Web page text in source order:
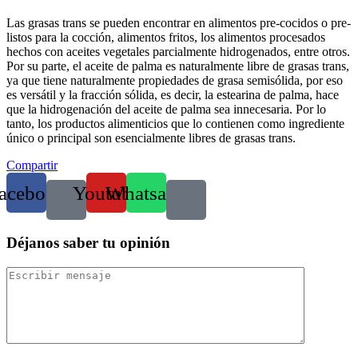
Las grasas trans se pueden encontrar en alimentos pre-cocidos o pre-
listos para la cocción, alimentos fritos, los alimentos procesados
hechos con aceites vegetales parcialmente hidrogenados, entre otros.
Por su parte, el aceite de palma es naturalmente libre de grasas trans,
ya que tiene naturalmente propiedades de grasa semisólida, por eso
es versátil y la fracción sólida, es decir, la estearina de palma, hace
que la hidrogenación del aceite de palma sea innecesaria. Por lo
tanto, los productos alimenticios que lo contienen como ingrediente
único o principal son esencialmente libres de grasas trans.
Compartir
YoutubeWhatsapp
Déjanos saber tu opinión